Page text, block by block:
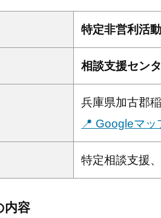
特定非営利活
相談支援セン
兵庫県加古郡
📍 Googleマッ
特定相談支援
内容